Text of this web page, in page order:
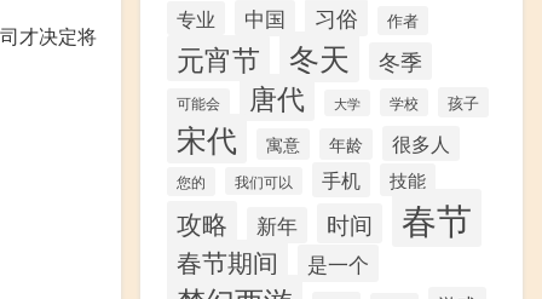
才决定将
专业 中国 习俗 作者
元宵节 冬天 冬季
可能会 唐代 大学 学校 孩子
宋代 寓意 年龄 很多人
您的 我们可以 手机 技能
攻略 新年 时间 春节
春节期间 是一个